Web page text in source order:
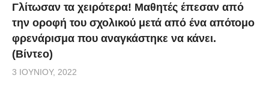
Γλίτωσαν τα χειρότερα! Μαθητές έπεσαν από
την οροφή του σχολικού μετά από ένα απότομο
φρενάρισμα που αναγκάστηκε να κάνει.
(Βίντεο)
3 ΙΟΥΝΊΟΥ, 2022